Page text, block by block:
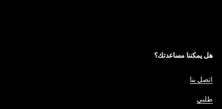
هل يمكننا مساعدتك؟
اتصل بنا
طلبي